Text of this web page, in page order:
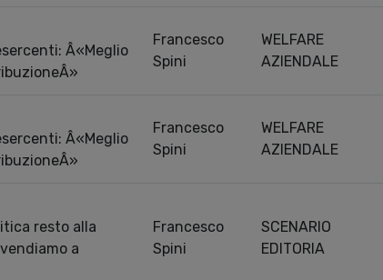
Â«Meglio
Francesco
Spini
WELFARE
AZIENDALE
Â«Meglio
Francesco
Spini
WELFARE
AZIENDALE
resto alla
a
Francesco
Spini
SCENARIO
EDITORIA